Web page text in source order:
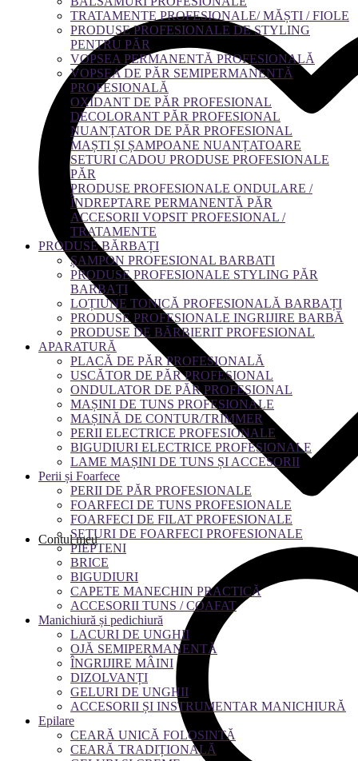
Contul meu
TRATAMENTE PROFESIONALE/ MĂȘTI / FIOLE
PRODUSE PROFESIONALE DE STYLING
PENTRU PĂR
VOPSEA PERMANENTĂ PROFESIONALĂ
VOPSEA DE PĂR SEMIPERMANENTĂ
PROFESIONALĂ
OXIDANT DE PĂR PROFESIONAL
DECOLORANT PĂR PROFESIONAL
NUANȚATOR DE PĂR PROFESIONAL
MAȘTI ȘI ȘAMPOANE NUANȚATOARE
SETURI CADOU PRODUSE PROFESIONALE
PĂR
PRODUSE PROFESIONALE ONDULARE /
ÎNDREPTARE PERMANENTĂ PĂR
ACCESORII VOPSIT PROFESIONAL /
TRATAMENTE
PRODUSE BĂRBAȚI
ȘAMPON PROFESIONAL BARBATI
PRODUSE PROFESIONALE STYLING PĂR
BARBAȚI
LOȚIUNE TONICĂ PROFESIONALĂ BARBAȚI
PRODUSE PROFESIONALE INGRIJIRE BARBĂ
PRODUSE DE BĂRBIERIT PROFESIONAL
APARATURĂ
PLACĂ DE PĂR PROFESIONALĂ
USCĂTOR DE PĂR PROFESIONAL
ONDULATOR DE PĂR PROFESIONAL
MAȘINI DE TUNS PROFESIONALE
MAȘINĂ DE CONTUR/TRIMMER
PERII ELECTRICE PROFESIONALE
BIGUDIURI ELECTRICE PROFESIONALE
LAME MAȘINI DE TUNS ȘI ACCESORII
Perii și Foarfece
PERII DE PĂR PROFESIONALE
FOARFECI DE TUNS PROFESIONALE
FOARFECI DE FILAT PROFESIONALE
SETURI DE FOARFECI PROFESIONALE
PIEPTENI
BRICE
BIGUDIURI
CAPETE MANECHIN PRACTICĂ
ACCESORII TUNS / COAFAT
Manichiură și pedichiură
LACURI DE UNGHII
OJĂ SEMIPERMANENTĂ
ÎNGRIJIRE MÂINI
DIZOLVANȚI
GELURI DE UNGHII
ACCESORII ȘI INSTRUMENTAR MANICHIURĂ
Epilare
CEARĂ UNICĂ FOLOSINTĂ
CEARĂ TRADIȚIONALĂ